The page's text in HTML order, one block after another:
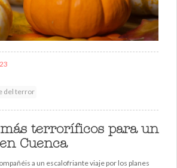
del terror
terroríficos para un
Cuenca
a un escalofriante viaje por los planes